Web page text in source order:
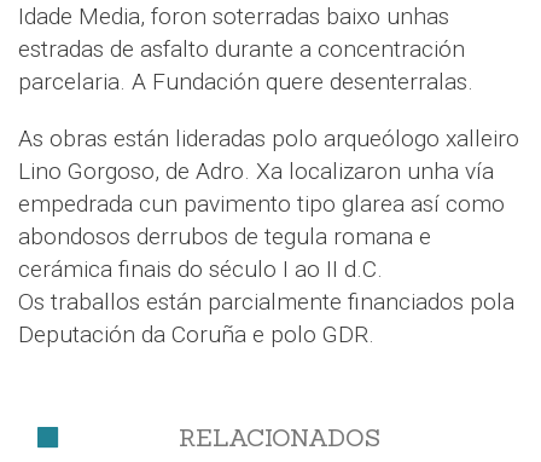
Idade Media, foron soterradas baixo unhas
estradas de asfalto durante a concentración
parcelaria. A Fundación quere desenterralas.
As obras están lideradas polo arqueólogo xalleiro
Lino Gorgoso, de Adro. Xa localizaron unha vía
empedrada cun pavimento tipo glarea así como
abondosos derrubos de tegula romana e
cerámica finais do século I ao II d.C.
Os traballos están parcialmente financiados pola
Deputación da Coruña e polo GDR.
RELACIONADOS